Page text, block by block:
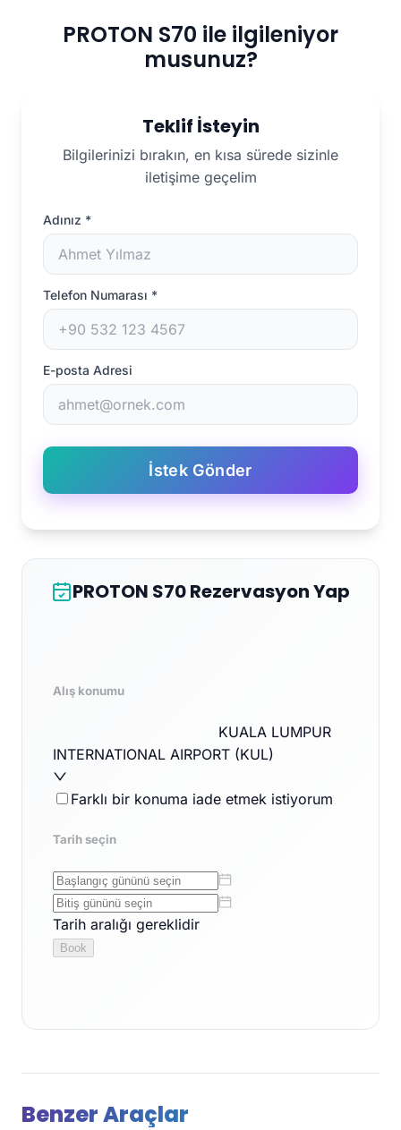
PROTON S70 ile ilgileniyor
musunuz?
Teklif İsteyin
Bilgilerinizi bırakın, en kısa sürede sizinle
iletişime geçelim
Adınız *
Telefon Numarası *
E-posta Adresi
İstek Gönder
PROTON S70 Rezervasyon Yap
Benzer Araçlar